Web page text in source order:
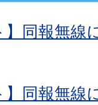
】同報無
】同報無